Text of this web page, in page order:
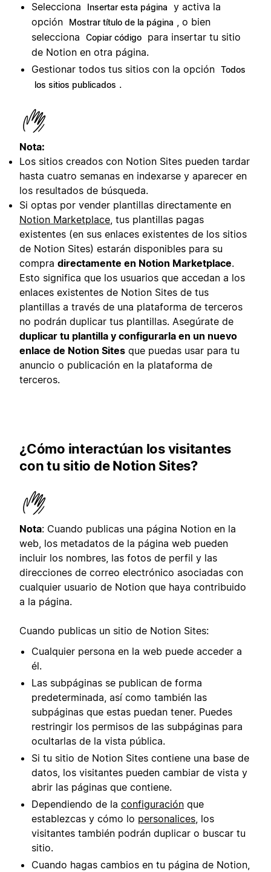
Selecciona
Insertar esta página
y activa la
opción
Mostrar título de la página , o bien
selecciona
Copiar código
para insertar tu sitio
de Notion en otra página.
Gestionar todos tus sitios con la opción Todos
los sitios publicados .
Nota:
Los sitios creados con Notion Sites pueden tardar
hasta cuatro semanas en indexarse y aparecer en
los resultados de búsqueda.
Si optas por vender plantillas directamente en
Notion Marketplace, tus plantillas pagas
existentes (en sus enlaces existentes de los sitios
de Notion Sites) estarán disponibles para su
compra directamente en Notion Marketplace.
Esto significa que los usuarios que accedan a los
enlaces existentes de Notion Sites de tus
plantillas a través de una plataforma de terceros
no podrán duplicar tus plantillas. Asegúrate de
duplicar tu plantilla y configurarla en un nuevo
enlace de Notion Sites que puedas usar para tu
anuncio o publicación en la plataforma de
terceros.
¿Cómo interactúan los visitantes
con tu sitio de Notion Sites?
Nota: Cuando publicas una página Notion en la
web, los metadatos de la página web pueden
incluir los nombres, las fotos de perfil y las
direcciones de correo electrónico asociadas con
cualquier usuario de Notion que haya contribuido
a la página.
Cuando publicas un sitio de Notion Sites:
Cualquier persona en la web puede acceder a
él.
Las subpáginas se publican de forma
predeterminada, así como también las
subpáginas que estas puedan tener. Puedes
restringir los permisos de las subpáginas para
ocultarlas de la vista pública.
Si tu sitio de Notion Sites contiene una base de
datos, los visitantes pueden cambiar de vista y
abrir las páginas que contiene.
Dependiendo de la configuración que
establezcas y cómo lo personalices, los
visitantes también podrán duplicar o buscar tu
sitio.
Cuando hagas cambios en tu página de Notion,